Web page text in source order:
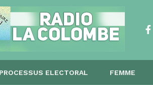
PROCESSUS ELECTORAL FEMME